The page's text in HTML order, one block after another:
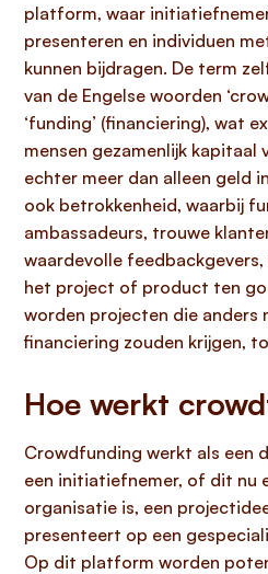
platform, waar
presenteren en individuen
kunnen bijdragen. De term
van de Engelse woorden
‘funding’ (financiering), wat
mensen gezamenlijk kapitaal
echter meer dan alleen geld
ook betrokkenheid, waarbij
ambassadeurs, trouwe
waardevolle
het project of product ten
worden projecten die anders
financiering zouden krijgen,
Hoe werkt
Crowdfunding werkt als een
een initiatiefnemer, of dit nu
organisatie is, een
presenteert op een
Op dit platform worden